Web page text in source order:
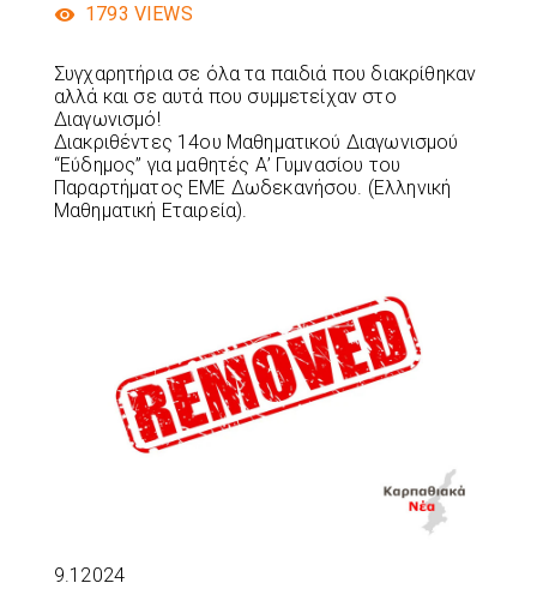
1793 VIEWS
Συγχαρητήρια σε όλα τα παιδιά που διακρίθηκαν
αλλά και σε αυτά που συμμετείχαν στο
Διαγωνισμό!
Διακριθέντες 14ου Μαθηματικού Διαγωνισμού
“Εύδημος” για μαθητές Α’ Γυμνασίου του
Παραρτήματος ΕΜΕ Δωδεκανήσου. (Ελληνική
Μαθηματική Εταιρεία).
9.12024